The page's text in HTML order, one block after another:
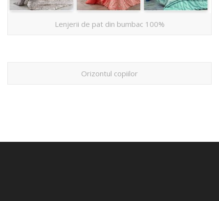
Lenjerii de pat din bumbac 100%
Orizontul copiilor